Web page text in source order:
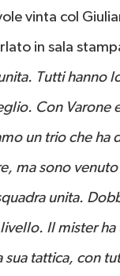
vinta col
in sala
Tutti hanno
Con Varone
un trio che
ma sono
unita.
Il mister
tattica, con